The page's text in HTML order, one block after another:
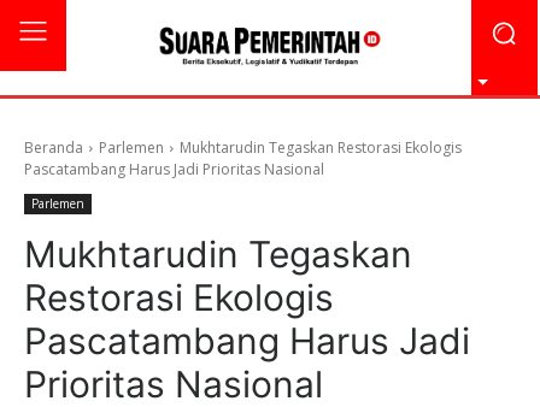
Beranda Parlemen
Mukhtarudin Tegaskan Restorasi Ekologis
Pascatambang Harus Jadi Prioritas Nasional
Parlemen
Mukhtarudin Tegaskan
Restorasi Ekologis
Pascatambang Harus Jadi
Prioritas Nasional